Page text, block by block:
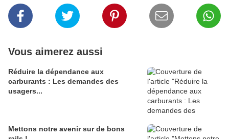
Vous aimerez aussi
Réduire la dépendance aux
carburants : Les demandes des
usagers...
Mettons notre avenir sur de bons